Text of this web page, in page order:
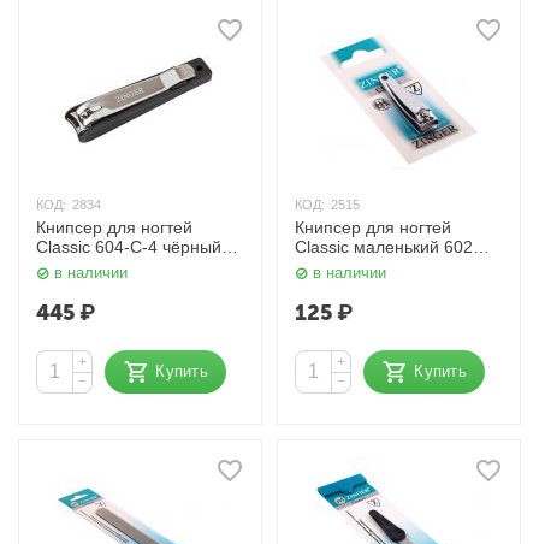
КОД: 2834
Книпсер для ногтей
Classic 604-С-4 чёрный
корпус Zinger
в наличии
445₽
+
−
Купить
КОД: 2515
Книпсер для ногтей
Classic маленький 602
ZSP Zinger
в наличии
125₽
+
−
Купить